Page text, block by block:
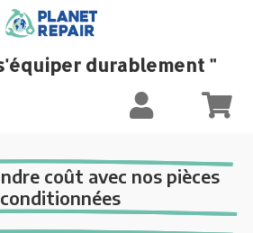
durablement "
coût avec nos pièces